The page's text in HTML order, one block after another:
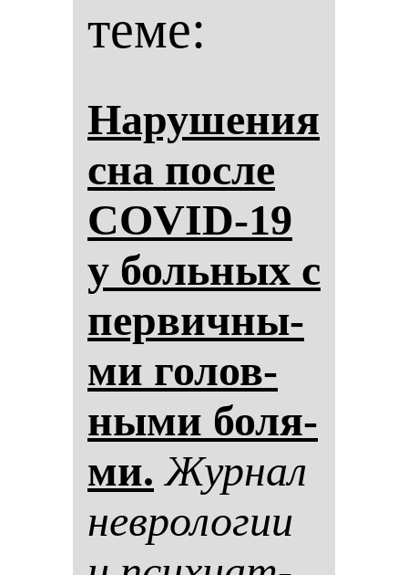
теме:
На­ру­ше­ния
сна пос­ле
COVID-19
у боль­ных с
пер­вич­ны­
ми го­лов­
ны­ми бо­ля­
ми. Жур­нал
нев­ро­ло­гии